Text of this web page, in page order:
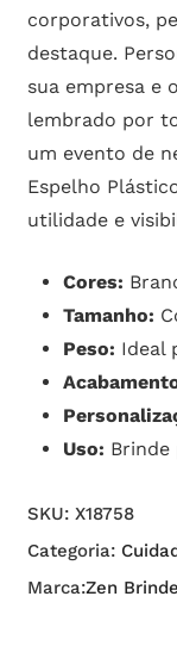
corporativos,
destaque.
sua empresa e
lembrado por
um evento de
Espelho
utilidade e
Cores:
Tamanho:
Peso: Ideal
Uso: Brinde
SKU: X18758
Categoria:
Marca:Zen